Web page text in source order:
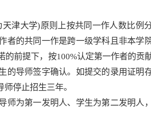
天津大学)原则上按共同一作人数比例
者的共同一作是跨一级学科且非本学
的前提下，按100%认定第一作者的贡献
的导师签字确认。如提交的录用证明
停止招生三年。
师为第一发明人、学生为第二发明人